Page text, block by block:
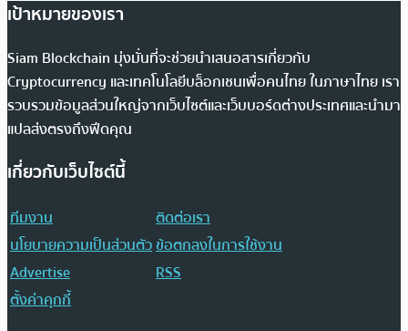
เป้าหมายของเรา
Siam Blockchain มุ่งมั่นที่จะช่วยนำเสนอสารเกี่ยวกับ
Cryptocurrency และเทคโนโลยีบล็อกเชนเพื่อคนไทย ในภาษาไทย เรา
รวบรวมข้อมูลส่วนใหญ่จากเว็บไซต์และเว็บบอร์ดต่างประเทศและนำมา
แปลส่งตรงถึงฟีดคุณ
เกี่ยวกับเว็บไซต์นี้
ทีมงาน
ติดต่อเรา
นโยบายความเป็นส่วนตัวข้อตกลงในการใช้งาน
Advertise
RSS
ตั้งค่าคุกกี้